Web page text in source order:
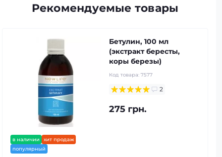
Рекомендуемые товары
в наличии
хит продаж
популярный
Бетулин, 100 мл
(экстракт бересты,
коры березы)
Код товара: 7577
2
275 грн.